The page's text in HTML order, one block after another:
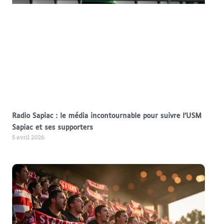
Radio Sapiac : le média incontournable pour suivre l’USM
Sapiac et ses supporters
5 avril 2026